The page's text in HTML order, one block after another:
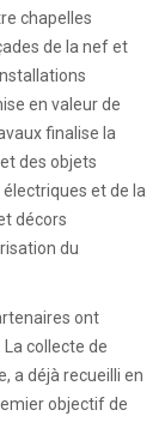
chapelles
de la nef et
en valeur de
finalise la
des objets
et de la
décors
du
ont
collecte de
a déjà recueilli en
objectif de